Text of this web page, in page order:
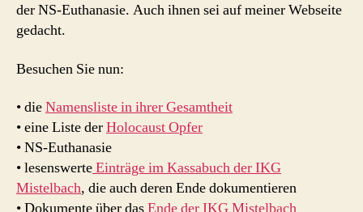
der NS-Euthanasie. Auch ihnen sei auf meiner Webseite
gedacht.
Besuchen Sie nun:
• dieNamensliste in ihrer Gesamtheit
• eine Liste derHolocaust Opfer
• NS-Euthanasie
• lesenswerteEinträge im Kassabuch der IKG
Mistelbach, die auch deren Ende dokumentieren